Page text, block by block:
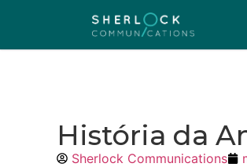
História da
Sherlock Communications